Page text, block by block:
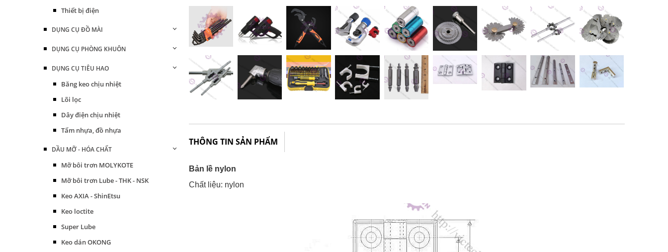
Thiết bị điện
DỤNG CỤ ĐỒ MÀI
DỤNG CỤ PHÒNG KHUÔN
DỤNG CỤ TIÊU HAO
Băng keo chịu nhiệt
Lõi lọc
Dây điện chịu nhiệt
Tấm nhựa, đồ nhựa
DẦU MỠ - HÓA CHẤT
Mỡ bôi trơn MOLYKOTE
Mỡ bôi trơn Lube - THK - NSK
Keo AXIA - ShinEtsu
Keo loctite
Super Lube
Keo dán OKONG
THÔNG TIN SẢN PHẨM
Bản lề nylon
Chất liệu: nylon